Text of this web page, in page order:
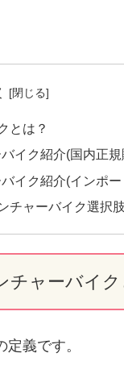
とは？
イク紹介(国内正
イク紹介(インポ
チャーバイク選択
チャーバイク
義です。